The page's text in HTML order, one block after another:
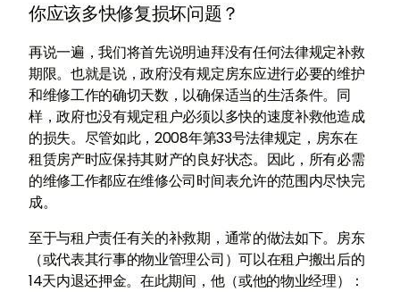
你应该多快修复损坏问题？
再说一遍，我们将首先说明迪拜没有任何法律规定补救
期限。也就是说，政府没有规定房东应进行必要的维护
和维修工作的确切天数，以确保适当的生活条件。同
样，政府也没有规定租户必须以多快的速度补救他造成
的损失。尽管如此，2008年第33号法律规定，房东在
租赁房产时应保持其财产的良好状态。因此，所有必需
的维修工作都应在维修公司时间表允许的范围内尽快完
成。
至于与租户责任有关的补救期，通常的做法如下。房东
（或代表其行事的物业管理公司）可以在租户搬出后的
14天内退还押金。在此期间，他（或他的物业经理）：